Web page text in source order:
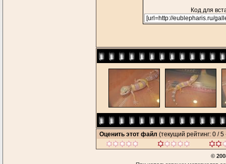
Код для
Оценить этот файл (текущий рейтинг: 0 / 5
©